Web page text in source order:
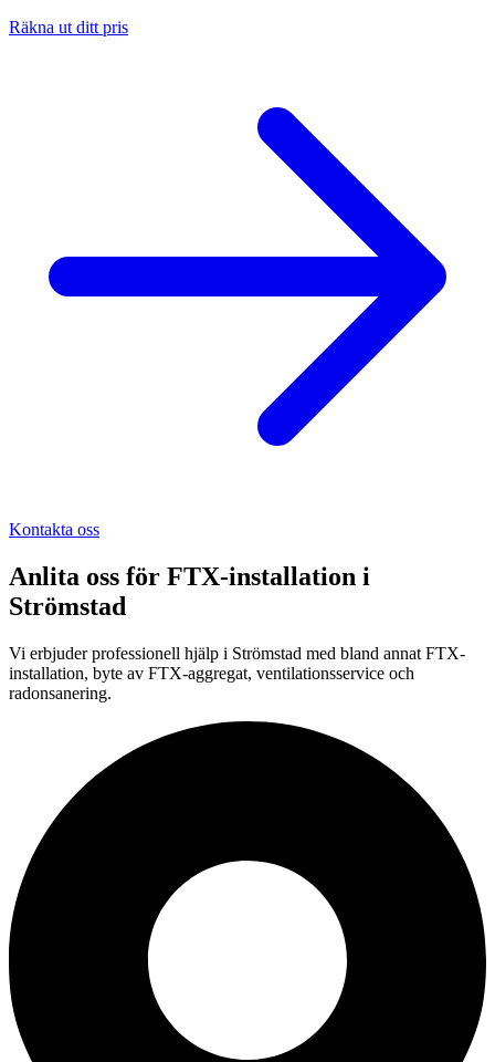
Räkna ut ditt pris
Kontakta oss
Anlita oss för FTX-installation i
Strömstad
Vi erbjuder professionell hjälp i Strömstad med bland annat FTX-
installation, byte av FTX-aggregat, ventilationsservice och
radonsanering.